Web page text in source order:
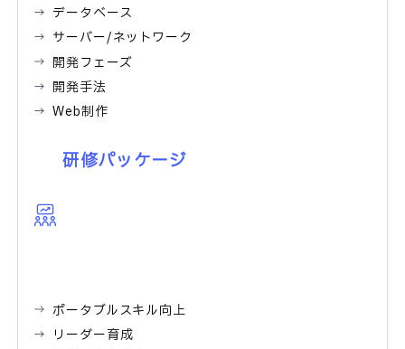
データベース
サーバー/ネットワーク
開発フェーズ
開発手法
Web制作
研修パッケージ
ポータブルスキル向上
リーダー育成